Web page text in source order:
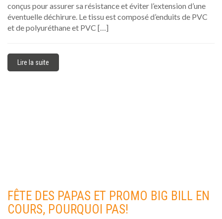
conçus pour assurer sa résistance et éviter l’extension d’une
éventuelle déchirure. Le tissu est composé d’enduits de PVC
et de polyuréthane et PVC […]
Lire la suite
FÊTE DES PAPAS ET PROMO BIG BILL EN
COURS, POURQUOI PAS!